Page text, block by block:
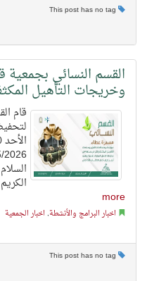
القسم النسائي بجمعية
وخريجات التأهيل
قام
more
اخبار البرامج والأنشطة, اخبار الجمعية